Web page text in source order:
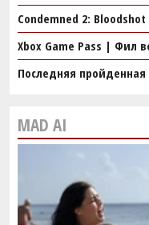
Condemned 2:
Xbox Game Pass | Фил
Последняя пройденная
MAD AI